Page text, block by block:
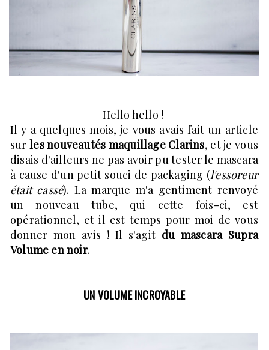
Hello hello !
Il y a quelques mois, je vous avais fait un article
surles nouveautés maquillage Clarins, et je vous
disais d'ailleurs ne pas avoir pu tester le mascara
à cause d'un petit souci de packaging (l'essoreur
était cassé). La marque m'a gentiment renvoyé
un nouveau tube, qui cette fois-ci, est
opérationnel, et il est temps pour moi de vous
donner mon avis ! Il s'agit du mascara Supra
Volume en noir.
UN VOLUME INCROYABLE